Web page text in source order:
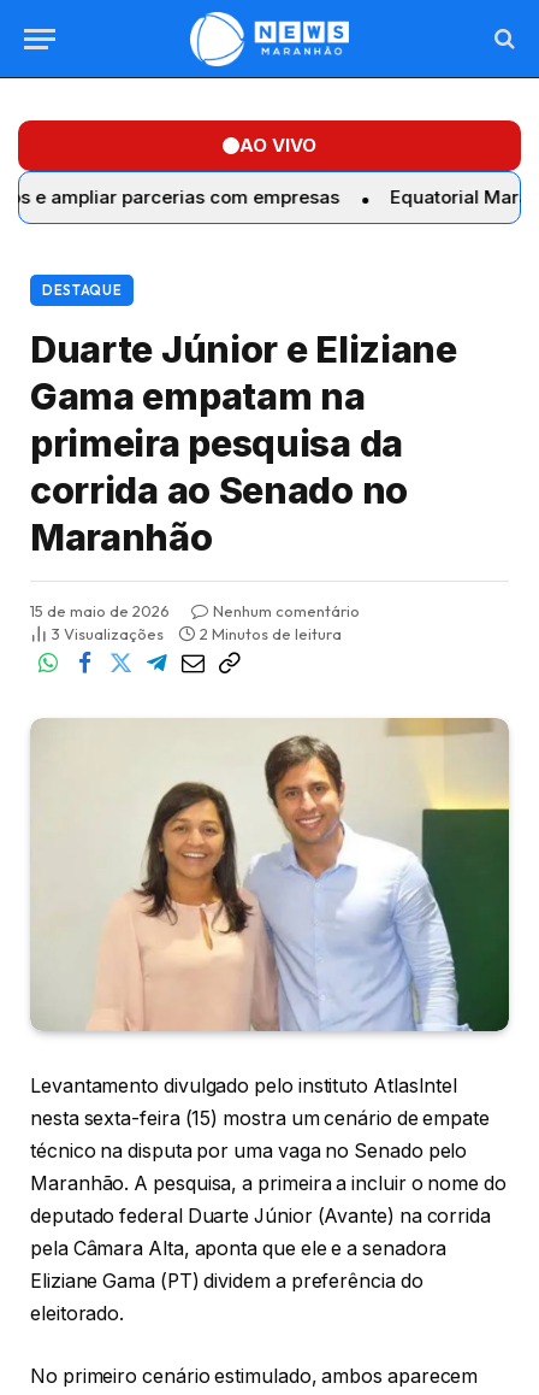
AO VIVO
parcerias com empresas Equatorial Maranhão
DESTAQUE
Duarte Júnior e Eliziane
Gama empatam na
primeira pesquisa da
corrida ao Senado no
Maranhão
15 de maio de 2026
Nenhum comentário
3 Visualizações 2 Minutos de leitura
Levantamento divulgado pelo instituto AtlasIntel
nesta sexta-feira (15) mostra um cenário de empate
técnico na disputa por uma vaga no Senado pelo
Maranhão. A pesquisa, a primeira a incluir o nome do
deputado federal Duarte Júnior (Avante) na corrida
pela Câmara Alta, aponta que ele e a senadora
Eliziane Gama (PT) dividem a preferência do
eleitorado.
No primeiro cenário estimulado, ambos aparecem